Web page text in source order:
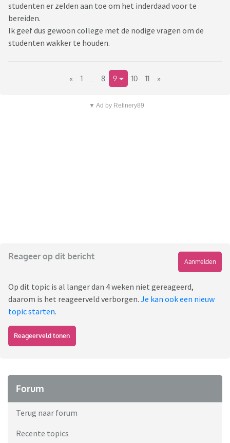
studenten er zelden aan toe om het inderdaad voor te
bereiden.
Ik geef dus gewoon college met de nodige vragen om de
studenten wakker te houden.
« 1 8 9 10 11 »
▼ Ad by Refinery89
Reageer op dit bericht
Aanmelden
Op dit topic is al langer dan 4 weken niet gereageerd,
daarom is het reageerveld verborgen. Je kan ook een nieuw
topic starten.
Reageerveld tonen
Forum
Terug naar forum
Recente topics